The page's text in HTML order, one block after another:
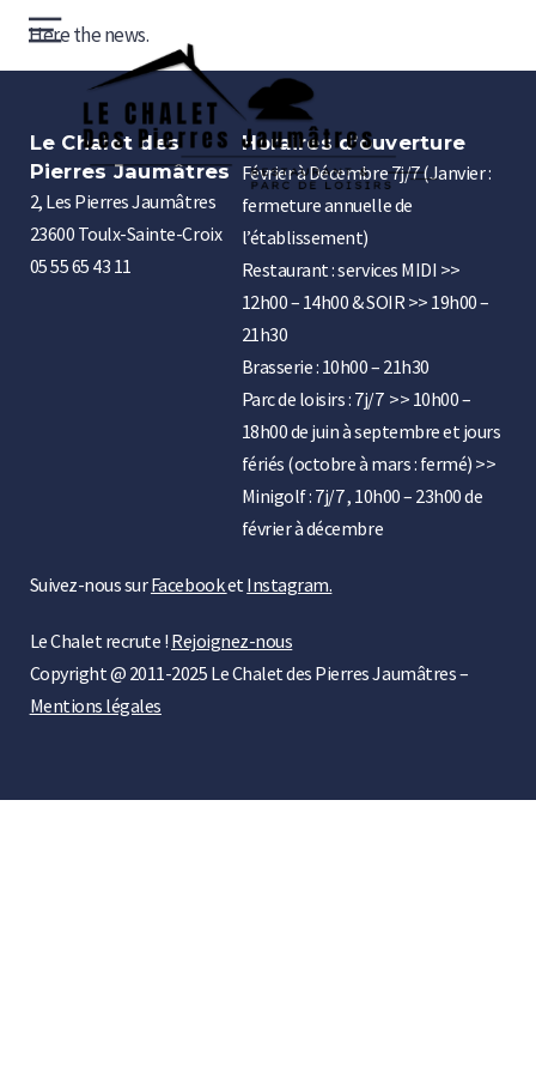
Skip
Menu
Here the news.
Le Chalet des
Pierres Jaumâtres
2, Les Pierres Jaumâtres
23600 Toulx-Sainte-Croix
05 55 65 43 11
Horaires d’ouverture
Février à Décembre 7j/7 (Janvier :
fermeture annuelle de
l’établissement)
Restaurant : services MIDI >>
12h00 – 14h00 & SOIR >> 19h00 –
21h30
Brasserie : 10h00 – 21h30
Parc de loisirs : 7j/7 >> 10h00 –
18h00 de juin à septembre et jours
fériés (octobre à mars : fermé) >>
Minigolf : 7j/7 , 10h00 – 23h00 de
février à décembre
Suivez-nous surFacebooketInstagram.
Le Chalet recrute ! Rejoignez-nous
Copyright @ 2011-2025 Le Chalet des Pierres Jaumâtres –
Mentions légales